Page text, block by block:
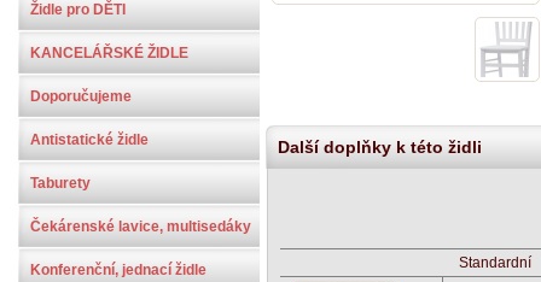
Židle pro DĚTI
KANCELÁŘSKÉ ŽIDLE
Doporučujeme
Antistatické židle
Taburety
Čekárenské lavice, multisedáky
Konferenční, jednací židle
Další doplňky k této židli
Standardní